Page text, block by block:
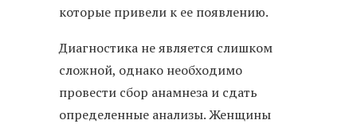
которые привели к ее появлению.
Диагностика не является слишком
сложной, однако необходимо
провести сбор анамнеза и сдать
определенные анализы. Женщины